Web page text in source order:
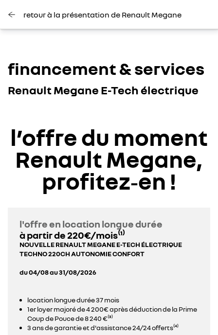
retour à la présentation de Renault Megane
financement & services
Renault Megane E-Tech électrique
l’offre du moment
Renault Megane,
profitez‑en !
l'offre en location longue durée
à partir de 220€/mois⁽¹⁾
NOUVELLE RENAULT MEGANE E-TECH ÉLECTRIQUE
TECHNO 220CH AUTONOMIE CONFORT
du 04/08 au 31/08/2026
location longue durée 37 mois
1er loyer majoré de 4 200€ après déduction de la Prime
Coup de Pouce de 8 240 €⁽³⁾
3 ans de garantie et d'assistance 24/24 offerts⁽⁴⁾